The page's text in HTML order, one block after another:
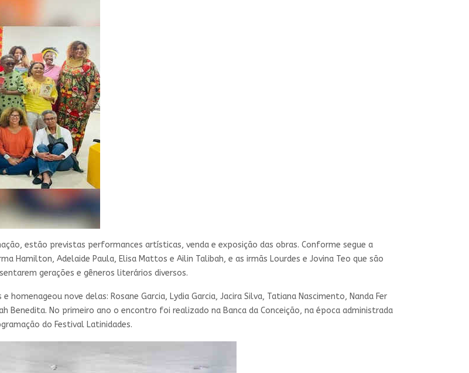
estão previstas performances artísticas, venda e exposição das obras. Conforme segue a
Hamilton, Adelaide Paula, Elisa Mattos e Ailin Talibah, e as irmãs Lourdes e Jovina Teo que são
gerações e gêneros literários diversos.
nove delas: Rosane Garcia, Lydia Garcia, Jacira Silva, Tatiana Nascimento, Nanda Fer
Benedita. No primeiro ano o encontro foi realizado na Banca da Conceição, na época administrada
do Festival Latinidades.